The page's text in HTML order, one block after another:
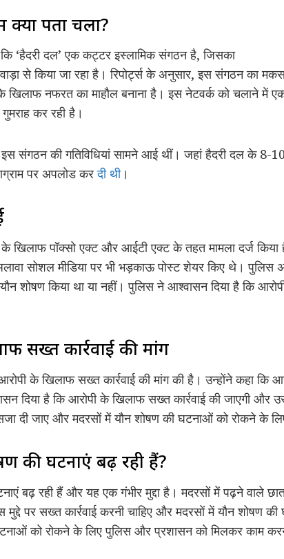
क्या पता चला?
‘हैदरी दल’ एक कट्टर इस्लामिक संगठन है, जिसका
से किया जा रहा है। रिपोर्ट्स के अनुसार, इस संगठन का
नफरत का माहौल बनाना है। इस नेटवर्क को चलाने में
कर रही है।
संगठन की गतिविधियां सामने आई थीं। जहां हैदरी दल के 8-10
पर अपलोड करदी थी।
खिलाफ पॉक्सो एक्ट और आईटी एक्ट के तहत मामला दर्ज किया
सोशल मीडिया पर भी भड़काऊ पोस्ट शेयर किए थे। पुलिस
शोषण किया था या नहीं। पुलिस ने आश्वासन दिया है कि
सख्त कार्रवाई की मांग
के खिलाफ सख्त कार्रवाई की मांग की है। उन्होंने कहा
दिया है कि आरोपी के खिलाफ सख्त कार्रवाई की जाएगी और
दी जाए और मदरसों में यौन शोषण की घटनाओं को रोकने के
की घटनाएं बढ़ रही हैं?
बढ़ रही हैं और यह एक गंभीर मुद्दा है। मदरसों में पढ़ने वाले
पर सख्त कार्रवाई करनी चाहिए और मदरसों में यौन शोषण
को रोकने के लिए पुलिस और प्रशासन को मिलकर काम